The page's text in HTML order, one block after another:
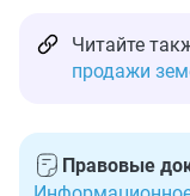
Читайте
продажи
Правовые